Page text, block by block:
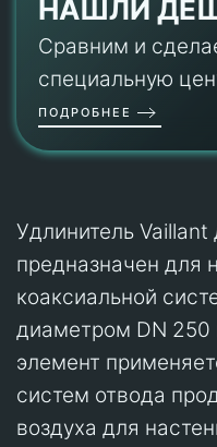
НАШЛИ
Сравним и
специальную
ПОДРОБНЕЕ
Удлинитель Vaillant
предназначен для
коаксиальной
диаметром DN
элемент
систем отвода
воздуха для